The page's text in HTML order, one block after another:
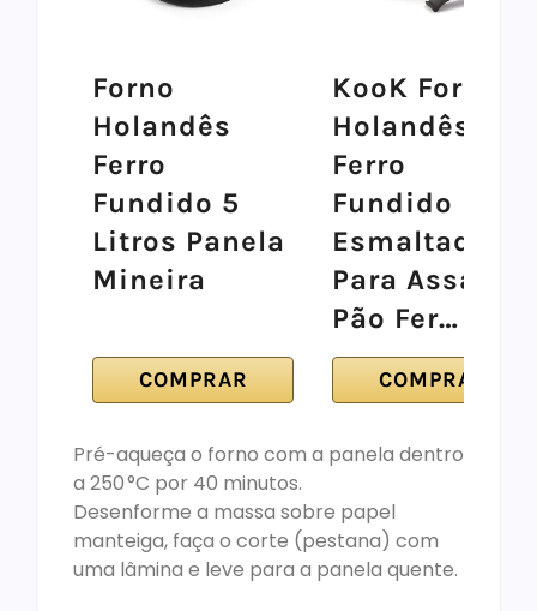
Forno
Holandês
Ferro
Fundido 5
Litros Panela
Mineira
COMPRAR
KooK Forno
Holandês De
Ferro
Fundido
Esmaltado
Para Assar
Pão Fer…
COMPRAR
Pré-aqueça o forno com a panela dentro
a 250 °C por 40 minutos.
Desenforme a massa sobre papel
manteiga, faça o corte (pestana) com
uma lâmina e leve para a panela quente.